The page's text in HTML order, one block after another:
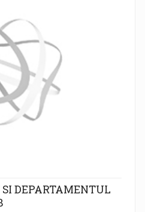
SI DEPARTAMENTUL